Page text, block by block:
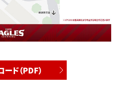
ド（PDF）